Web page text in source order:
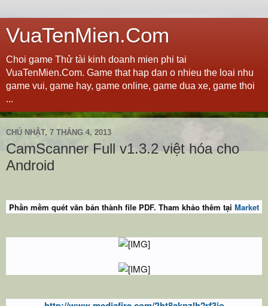
VuaTenMien.Com
Choi game Thử tài kinh doanh mien phi tai
VuaTenMien.Com. Game that hap dan o nhieu the loai nhu
game vui, game hay, game online, game dua xe, game thoi
...
CHỦ NHẬT, 7 THÁNG 4, 2013
CamScanner Full v1.3.2 việt hóa cho
Android
Phần mềm quét văn bản thành file PDF. Tham khảo thêm tại Market